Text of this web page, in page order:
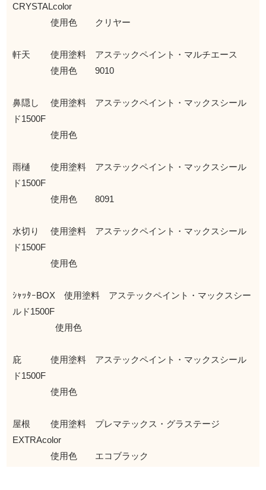
CRYSTALcolor
使用色 クリヤー
軒天 使用塗料 アステックペイント・マルチエース
使用色 9010
鼻隠し 使用塗料 アステックペイント・マックスシール
ド1500F
使用色
雨樋 使用塗料 アステックペイント・マックスシール
ド1500F
使用色 8091
水切り 使用塗料 アステックペイント・マックスシール
ド1500F
使用色
ｼｬｯﾀｰBOX 使用塗料 アステックペイント・マックスシー
ルド1500F
使用色
庇 使用塗料 アステックペイント・マックスシール
ド1500F
使用色
屋根 使用塗料 プレマテックス・グラステージ
EXTRAcolor
使用色 エコブラック